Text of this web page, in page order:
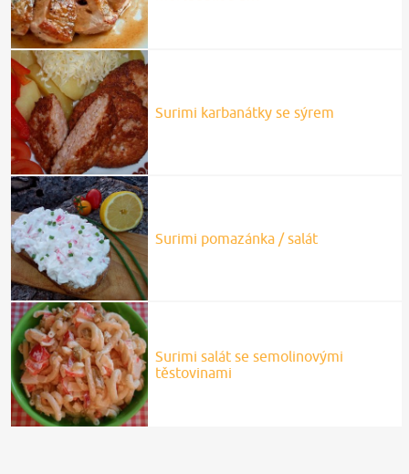
Surimi karbanátky se sýrem
Surimi pomazánka / salát
Surimi salát se semolinovými
těstovinami